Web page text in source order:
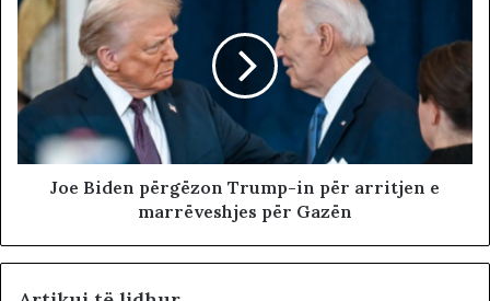
Joe Biden përgëzon Trump-in për arritjen e
marrëveshjes për Gazën